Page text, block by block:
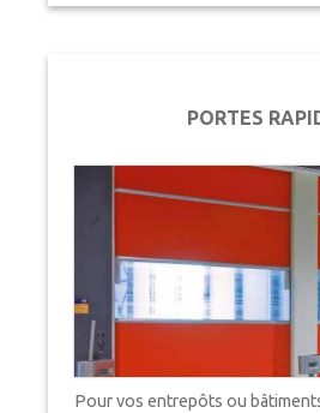
PORTES
Pour vos entrepôts ou